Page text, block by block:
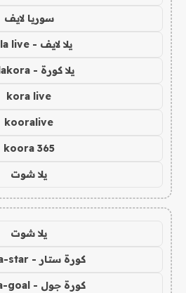
سوريا لايف
يلا لايف - yalla live
يلا كورة - yallakora
kora live
kooralive
koora 365
يلا شوت
يلا شوت
كورة ستار - koora-star
كورة جول - koora-goal